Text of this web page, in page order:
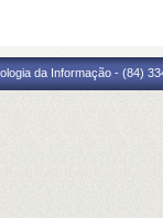
da Informação - (84)